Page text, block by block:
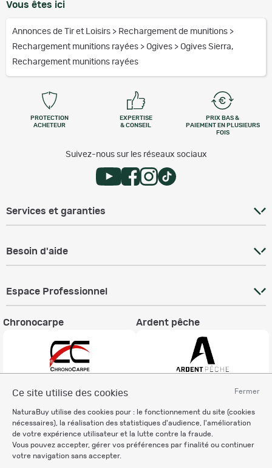
Fermer
Ce site utilise des cookies
NaturaBuy utilise des cookies pour : le fonctionnement du site (cookies
nécessaires), la réalisation des statistiques d'audience, l'amélioration
de votre expérience utilisateur et la lutte contre la fraude.
Vous pouvez accepter, gérer vos préférences par finalité ou continuer
votre navigation sans accepter.
Vous êtes ici
Annonces de Tir et Loisirs > Rechargement de munitions >
Rechargement munitions rayées > Ogives > Ogives Sierra,
Rechargement munitions rayées
PROTECTION
ACHETEUR
EXPERTISE
& CONSEIL
PRIX BAS &
PAIEMENT EN PLUSIEURS
FOIS
Suivez-nous sur les réseaux sociaux
Services et garanties
Besoin d'aide
Espace Professionnel
Chronocarpe Ardent pêche
Charte éthique
Mentions légales
Règlement & Conditions d'utilisation
Politique de protection